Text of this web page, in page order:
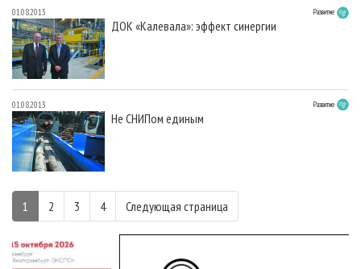
01.08.2013 Развитие
ДОК «Калевала»: эффект синергии
01.08.2013 Развитие
Не СНИПом единым
1 2 3 4 Следующая страница